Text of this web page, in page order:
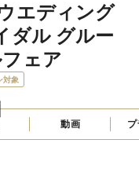
エディング
ダル グルー
ェア
対象
動画